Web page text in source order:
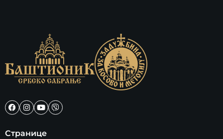
Странице